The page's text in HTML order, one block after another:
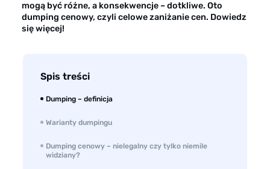
mogą być różne, a konsekwencje – dotkliwe. Oto
dumping cenowy, czyli celowe zaniżanie cen. Dowiedz
się więcej!
Spis treści
Dumping – definicja
Warianty dumpingu
Dumping cenowy – nielegalny czy tylko niemile
widziany?